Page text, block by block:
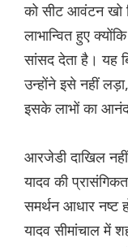
को सीट आवंटन खो
लाभान्वित हुए
सांसद देता है। यह
उन्होंने इसे नहीं
इसके लाभों का
आरजेडी दाखिल
यादव की
समर्थन आधार नष्ट
यादव सीमांचाल में